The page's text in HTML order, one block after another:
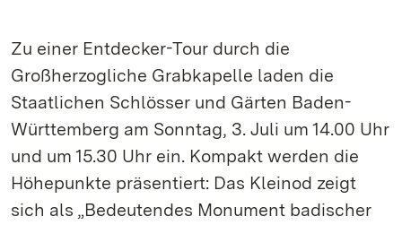
Zu einer Entdecker-Tour durch die
Großherzogliche Grabkapelle laden die
Staatlichen Schlösser und Gärten Baden-
Württemberg am Sonntag, 3. Juli um 14.00 Uhr
und um 15.30 Uhr ein. Kompakt werden die
Höhepunkte präsentiert: Das Kleinod zeigt
sich als „Bedeutendes Monument badischer